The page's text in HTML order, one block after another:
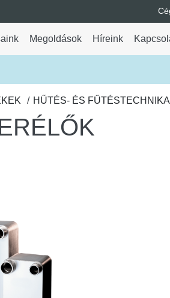
menü váltása
Megoldások Híreink
HŰTÉS- ÉS FŰTÉSTECHNIKA